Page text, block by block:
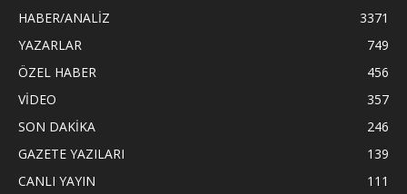
HABER/ANALİZ
3371
YAZARLAR
749
ÖZEL HABER
456
VİDEO
357
SON DAKİKA
246
GAZETE YAZILARI
139
CANLI YAYIN
111